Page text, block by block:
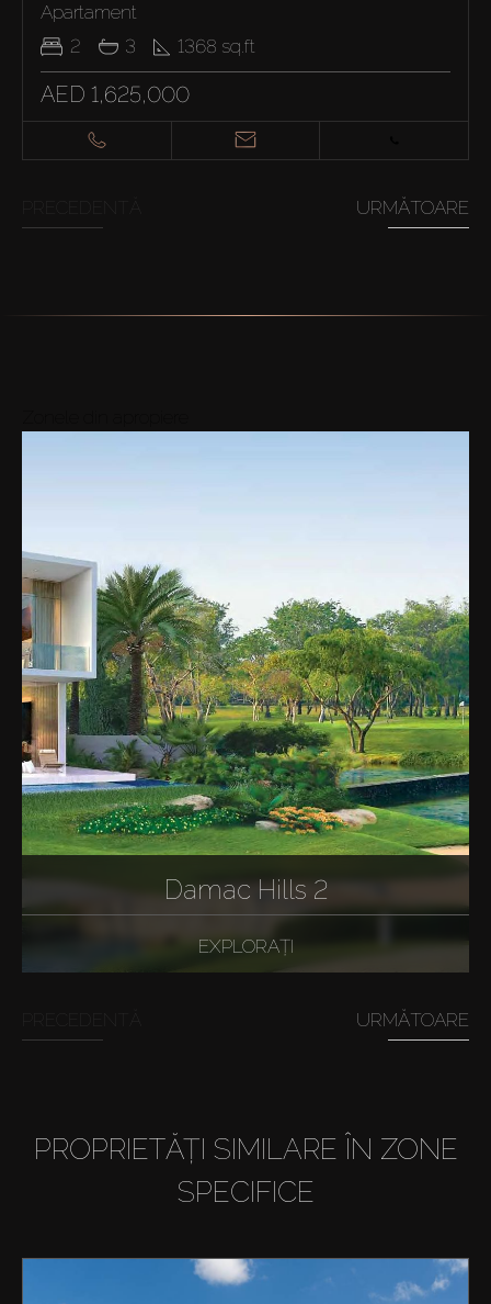
Apartament
2
3 1368 sq.ft
AED 1,625,000
URMĂTOARE
Damac Hills 2
EXPLORAȚI
URMĂTOARE
PROPRIETĂȚI SIMILARE ÎN ZONE
SPECIFICE